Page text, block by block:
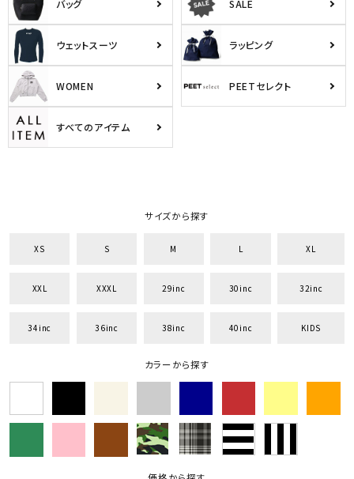
バッグ SALE
ウェットスーツ ラッピング
WOMEN PEETセレクト
すべてのアイテム
サイズから探す
XS S M L XL
XXL XXXL 29inc 30inc 32inc
34inc 36inc 38inc 40inc KIDS
カラーから探す